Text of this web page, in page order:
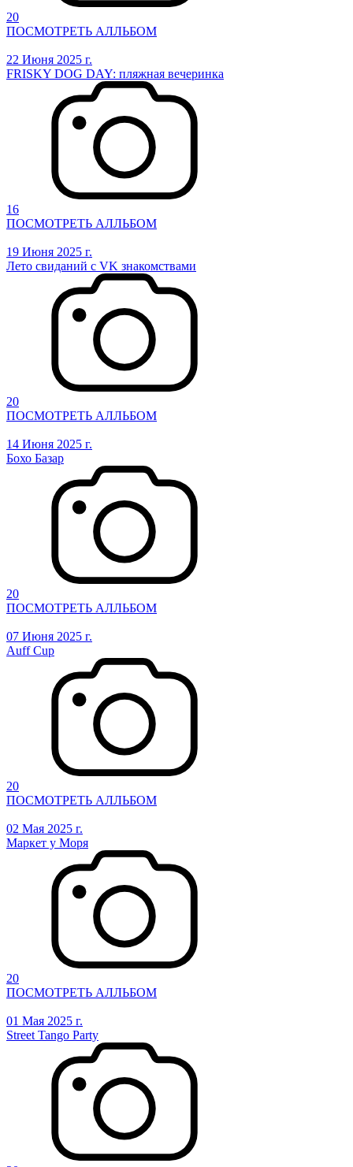
20
ПОСМОТРЕТЬ АЛЛЬБОМ
22 Июня 2025 г.
FRISKY DOG DAY: пляжная вечеринка
16
ПОСМОТРЕТЬ АЛЛЬБОМ
19 Июня 2025 г.
Лето свиданий с VK знакомствами
20
ПОСМОТРЕТЬ АЛЛЬБОМ
14 Июня 2025 г.
Бохо Базар
20
ПОСМОТРЕТЬ АЛЛЬБОМ
07 Июня 2025 г.
Auff Cup
20
ПОСМОТРЕТЬ АЛЛЬБОМ
02 Мая 2025 г.
Маркет у Моря
20
ПОСМОТРЕТЬ АЛЛЬБОМ
01 Мая 2025 г.
Street Tango Party